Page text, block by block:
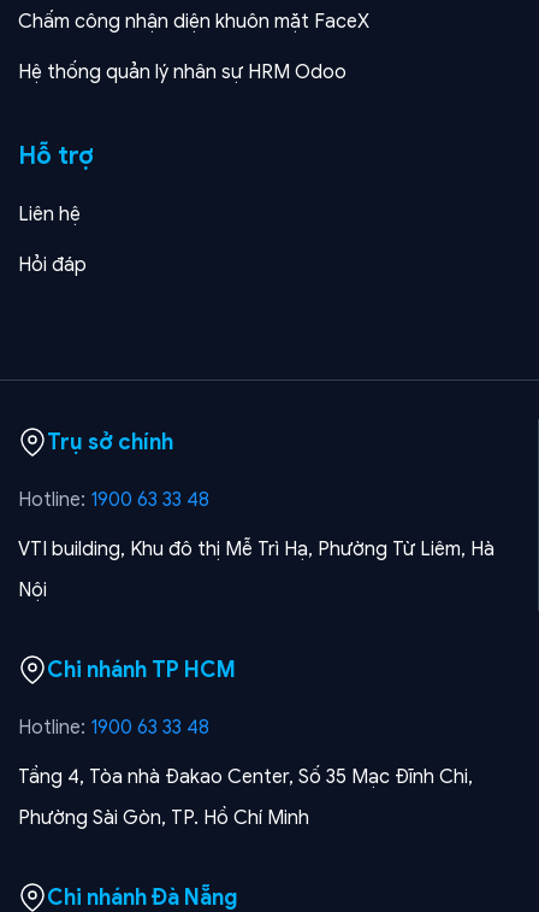
Chấm công nhận diện khuôn mặt FaceX
Hệ thống quản lý nhân sự HRM Odoo
Hỗ trợ
Liên hệ
Hỏi đáp
Trụ sở chính
Hotline: 1900 63 33 48
VTI building, Khu đô thị Mễ Trì Hạ, Phường Từ Liêm, Hà
Nội
Chi nhánh TP HCM
Hotline: 1900 63 33 48
Tầng 4, Tòa nhà Đakao Center, Số 35 Mạc Đĩnh Chi,
Phường Sài Gòn, TP. Hồ Chí Minh
Chi nhánh Đà Nẵng